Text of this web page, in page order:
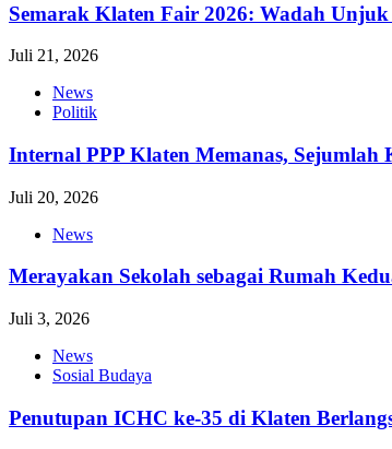
Semarak Klaten Fair 2026: Wadah
Juli 21, 2026
News
Politik
Internal PPP Klaten Memanas,
Juli 20, 2026
News
Merayakan Sekolah sebagai Rumah
Juli 3, 2026
News
Sosial Budaya
Penutupan ICHC ke-35 di Klaten